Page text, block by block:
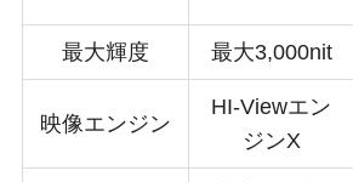
最大輝度 最大3,000nit
映像エンジン
HI-Viewエン
ジンX